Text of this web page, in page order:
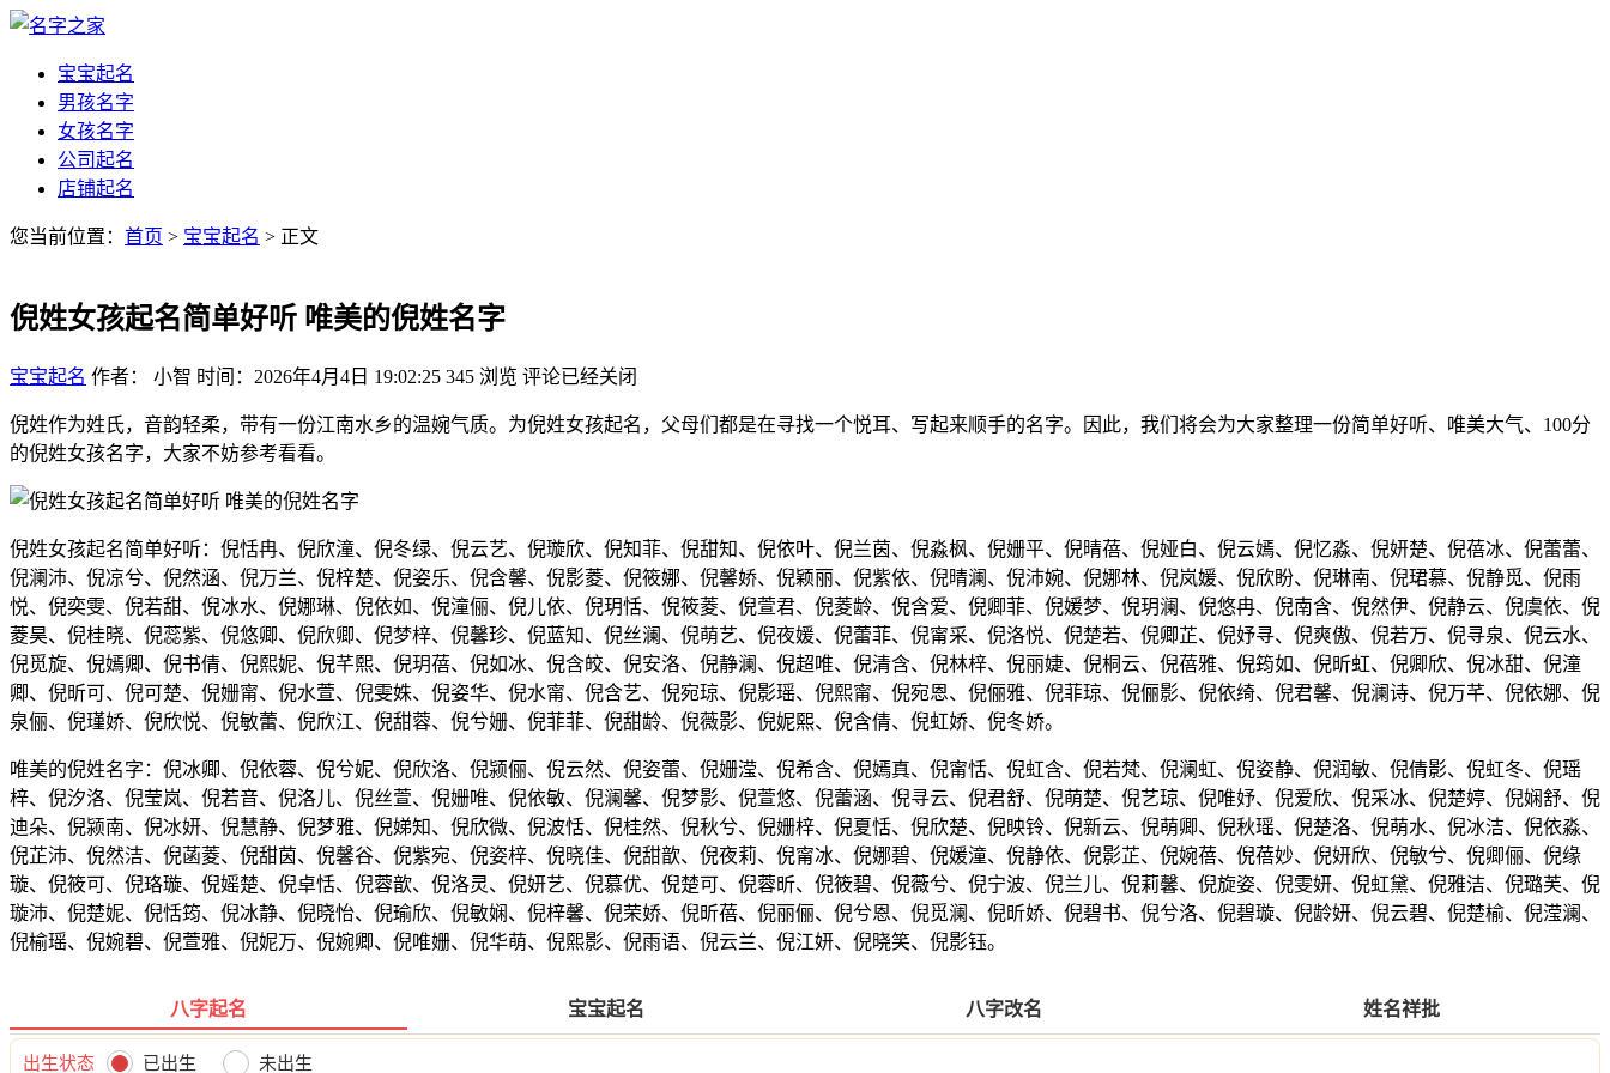
宝宝起名
男孩名字
女孩名字
公司起名
店铺起名
您当前位置： 首页 > 宝宝起名 > 正文
倪姓女孩起名简单好听 唯美的倪姓名字
宝宝起名 作者： 小智 时间：2026年4月4日 19:02:25 345 浏览 评论已经关闭
倪姓作为姓氏，音韵轻柔，带有一份江南水乡的温婉气质。为倪姓女孩起名，父母们都是在寻找一个悦耳、写起来顺手的名字。因此，我们将会为大家整理一份简单好听、唯美大气、100分
的倪姓女孩名字，大家不妨参考看看。
倪姓女孩起名简单好听：倪恬冉、倪欣潼、倪冬绿、倪云艺、倪璇欣、倪知菲、倪甜知、倪依叶、倪兰茵、倪淼枫、倪姗平、倪晴蓓、倪娅白、倪云嫣、倪忆淼、倪妍楚、倪蓓冰、倪蕾蕾、
倪澜沛、倪凉兮、倪然涵、倪万兰、倪梓楚、倪姿乐、倪含馨、倪影菱、倪筱娜、倪馨娇、倪颖丽、倪紫依、倪晴澜、倪沛婉、倪娜林、倪岚媛、倪欣盼、倪琳南、倪珺慕、倪静觅、倪雨
悦、倪奕雯、倪若甜、倪冰水、倪娜琳、倪依如、倪潼俪、倪儿依、倪玥恬、倪筱菱、倪萱君、倪菱龄、倪含爱、倪卿菲、倪媛梦、倪玥澜、倪悠冉、倪南含、倪然伊、倪静云、倪虞依、倪
菱昊、倪桂晓、倪蕊紫、倪悠卿、倪欣卿、倪梦梓、倪馨珍、倪蓝知、倪丝澜、倪萌艺、倪夜媛、倪蕾菲、倪甯采、倪洛悦、倪楚若、倪卿芷、倪妤寻、倪爽傲、倪若万、倪寻泉、倪云水、
倪觅旋、倪嫣卿、倪书倩、倪熙妮、倪芊熙、倪玥蓓、倪如冰、倪含皎、倪安洛、倪静澜、倪超唯、倪清含、倪林梓、倪丽婕、倪桐云、倪蓓雅、倪筠如、倪昕虹、倪卿欣、倪冰甜、倪潼
卿、倪昕可、倪可楚、倪姗甯、倪水萱、倪雯姝、倪姿华、倪水甯、倪含艺、倪宛琼、倪影瑶、倪熙甯、倪宛恩、倪俪雅、倪菲琼、倪俪影、倪依绮、倪君馨、倪澜诗、倪万芊、倪依娜、倪
泉俪、倪瑾娇、倪欣悦、倪敏蕾、倪欣江、倪甜蓉、倪兮姗、倪菲菲、倪甜龄、倪薇影、倪妮熙、倪含倩、倪虹娇、倪冬娇。
唯美的倪姓名字：倪冰卿、倪依蓉、倪兮妮、倪欣洛、倪颍俪、倪云然、倪姿蕾、倪姗滢、倪希含、倪嫣真、倪甯恬、倪虹含、倪若梵、倪澜虹、倪姿静、倪润敏、倪倩影、倪虹冬、倪瑶
梓、倪汐洛、倪莹岚、倪若音、倪洛儿、倪丝萱、倪姗唯、倪依敏、倪澜馨、倪梦影、倪萱悠、倪蕾涵、倪寻云、倪君舒、倪萌楚、倪艺琼、倪唯妤、倪爱欣、倪采冰、倪楚婷、倪娴舒、倪
迪朵、倪颍南、倪冰妍、倪慧静、倪梦雅、倪娣知、倪欣微、倪波恬、倪桂然、倪秋兮、倪姗梓、倪夏恬、倪欣楚、倪映铃、倪新云、倪萌卿、倪秋瑶、倪楚洛、倪萌水、倪冰洁、倪依淼、
倪芷沛、倪然洁、倪菡菱、倪甜茵、倪馨谷、倪紫宛、倪姿梓、倪晓佳、倪甜歆、倪夜莉、倪甯冰、倪娜碧、倪媛潼、倪静依、倪影芷、倪婉蓓、倪蓓妙、倪妍欣、倪敏兮、倪卿俪、倪缘
璇、倪筱可、倪珞璇、倪媱楚、倪卓恬、倪蓉歆、倪洛灵、倪妍艺、倪慕优、倪楚可、倪蓉昕、倪筱碧、倪薇兮、倪宁波、倪兰儿、倪莉馨、倪旋姿、倪雯妍、倪虹黛、倪雅洁、倪璐芙、倪
璇沛、倪楚妮、倪恬筠、倪冰静、倪晓怡、倪瑜欣、倪敏娴、倪梓馨、倪荣娇、倪昕蓓、倪丽俪、倪兮恩、倪觅澜、倪昕娇、倪碧书、倪兮洛、倪碧璇、倪龄妍、倪云碧、倪楚榆、倪滢澜、
倪榆瑶、倪婉碧、倪萱雅、倪妮万、倪婉卿、倪唯姗、倪华萌、倪熙影、倪雨语、倪云兰、倪江妍、倪晓笑、倪影钰。
八字起名 宝宝起名 八字改名 姓名祥批
出生状态 已出生 未出生